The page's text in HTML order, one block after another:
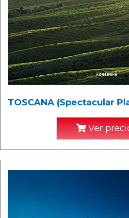
TOSCANA (Spectacular
Ver